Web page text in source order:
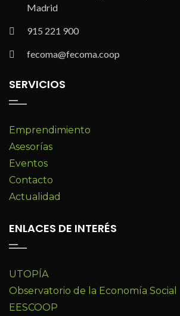
Madrid
915 221 900
fecoma@fecoma.coop
SERVICIOS
Emprendimiento
Asesorías
Eventos
Contacto
Actualidad
ENLACES DE INTERÉS
UTOPÍA
Observatorio de la Economía Social
EESCOOP